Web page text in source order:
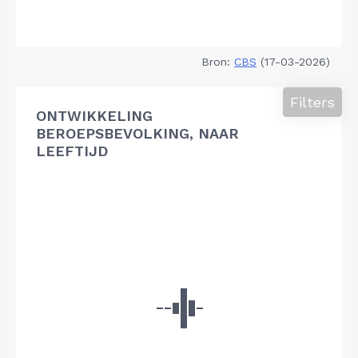
Bron: CBS (17-03-2026)
ONTWIKKELING
BEROEPSBEVOLKING, NAAR
LEEFTIJD
Filters